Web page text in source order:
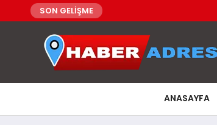
SON GELİŞME
ANASAYFA